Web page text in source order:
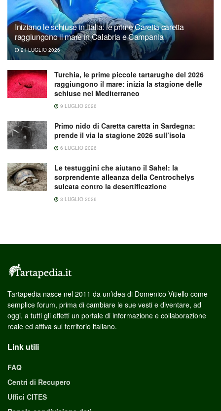
Iniziano le schiuse in Italia: le prime Caretta caretta
raggiungono il mare in Calabria e Campania
21 LUGLIO 2026
Turchia, le prime piccole tartarughe del 2026
raggiungono il mare: inizia la stagione delle
schiuse nel Mediterraneo
9 LUGLIO 2026
Primo nido di Caretta caretta in Sardegna:
prende il via la stagione 2026 sull’isola
6 LUGLIO 2026
Le testuggini che aiutano il Sahel: la
sorprendente alleanza della Centrochelys
sulcata contro la desertificazione
3 LUGLIO 2026
Tartapedia nasce nel 2011 da un’idea di Domenico Vitiello come
semplice forum, prima di cambiare le sue vesti e diventare, ad
oggi, a tutti gli effetti un portale di informazione e collaborazione
reale ed attiva sul territorio italiano.
Link utili
FAQ
Centri di Recupero
Uffici CITES